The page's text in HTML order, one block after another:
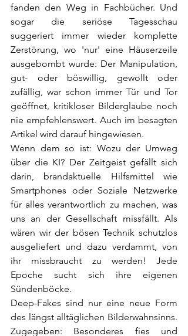
fanden den Weg in Fachbücher. Und
sogar die seriöse Tagesschau
suggeriert immer wieder komplette
Zerstörung, wo 'nur' eine Häuserzeile
ausgebombt wurde: Der Manipulation,
gut- oder böswillig, gewollt oder
zufällig, war schon immer Tür und Tor
geöffnet, kritikloser Bilderglaube noch
nie empfehlenswert. Auch im besagten
Artikel wird darauf hingewiesen.
Wenn dem so ist: Wozu der Umweg
über die KI? Der Zeitgeist gefällt sich
darin, brandaktuelle Hilfsmittel wie
Smartphones oder Soziale Netzwerke
für alles verantwortlich zu machen, was
uns an der Gesellschaft missfällt. Als
wären wir der bösen Technik schutzlos
ausgeliefert und dazu verdammt, von
ihr missbraucht zu werden! Jede
Epoche sucht sich ihre eigenen
Sündenböcke.
Deep-Fakes sind nur eine neue Form
des längst alltäglichen Bilderwahnsinns.
Zugegeben: Besonderes fies und